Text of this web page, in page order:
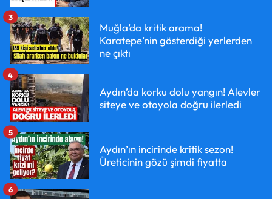
Muğla’da kritik arama!
Karatepe’nin gösterdiği yerlerden
ne çıktı
3
Aydın’da korku dolu yangın! Alevler
siteye ve otoyola doğru ilerledi
4
Aydın’ın incirinde kritik sezon!
Üreticinin gözü şimdi fiyatta
5
6